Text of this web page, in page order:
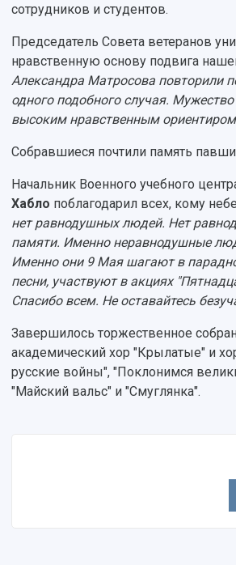
сотрудников и студентов.
Председатель Совета ветеранов
нравственную основу подвига
Александра Матросова повторили
одного подобного случая.
высоким нравственным
Собравшиеся почтили память
Начальник Военного учебного
Хабло поблагодарил всех, кому
нет равнодушных людей. Нет
памяти. Именно неравнодушные
Именно они 9 Мая шагают в
песни, участвуют в акциях
Спасибо всем. Не оставайтесь
Завершилось торжественное
академический хор "Крылатые" и
русские войны", "Поклонимся
"Майский вальс" и "Смуглянка".